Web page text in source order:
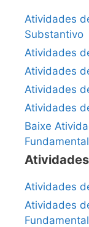
Atividades
Substantivo
Atividades
Atividades
Atividades
Atividades
Baixe
Fundamental
Atividades
Atividades
Fundamental